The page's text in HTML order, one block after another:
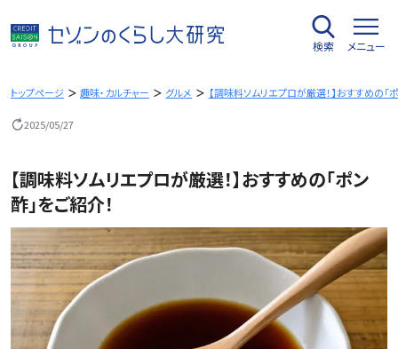
容
を
キ
検索 メニュー
トップページ 趣味・カルチャー グルメ 【調味料ソムリエプロが厳選！】おすすめの「
2025/05/27
【調味料ソムリエプロが厳選！】おすすめの「ポン
酢」をご紹介！